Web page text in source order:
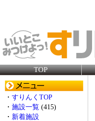
TOP
・ すりんくTOP
・ 施設一覧 (415)
・ 新着施設